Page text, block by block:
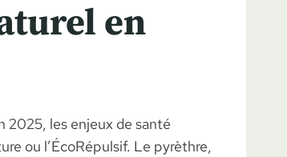
en
2025, les enjeux de santé
ou l’ÉcoRépulsif. Le pyrèthre,